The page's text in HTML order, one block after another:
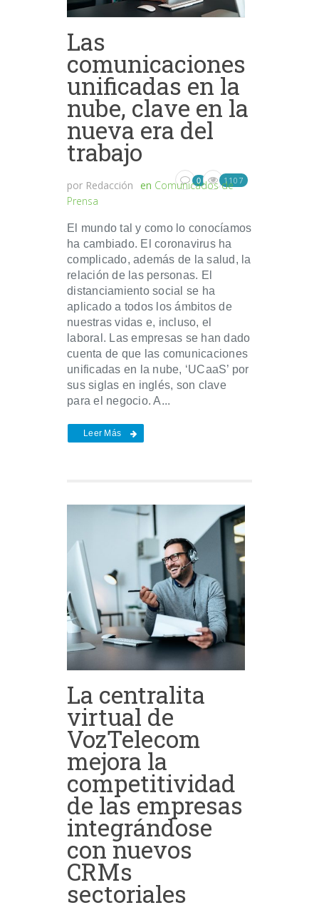
Las
comunicaciones
unificadas en la
nube, clave en la
nueva era del
trabajo
por Redacción en Comunicados de
Prensa
0 1107
El mundo tal y como lo conocíamos
ha cambiado. El coronavirus ha
complicado, además de la salud, la
relación de las personas. El
distanciamiento social se ha
aplicado a todos los ámbitos de
nuestras vidas e, incluso, el
laboral. Las empresas se han dado
cuenta de que las comunicaciones
unificadas en la nube, ‘UCaaS’ por
sus siglas en inglés, son clave
para el negocio. A...
Leer Más
La centralita
virtual de
VozTelecom
mejora la
competitividad
de las empresas
integrándose
con nuevos
CRMs
sectoriales